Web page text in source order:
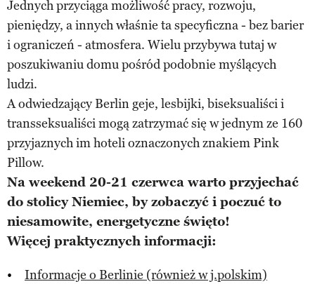
Jednych przyciąga możliwość pracy, rozwoju,
pieniędzy, a innych właśnie ta specyficzna - bez barier
i ograniczeń - atmosfera. Wielu przybywa tutaj w
poszukiwaniu domu pośród podobnie myślących
ludzi.
A odwiedzający Berlin geje, lesbijki, biseksualiści i
transseksualiści mogą zatrzymać się w jednym ze 160
przyjaznych im hoteli oznaczonych znakiem Pink
Pillow.
Na weekend 20-21 czerwca warto przyjechać
do stolicy Niemiec, by zobaczyć i poczuć to
niesamowite, energetyczne święto!
Więcej praktycznych informacji:
Informacje o Berlinie (również w j.polskim)